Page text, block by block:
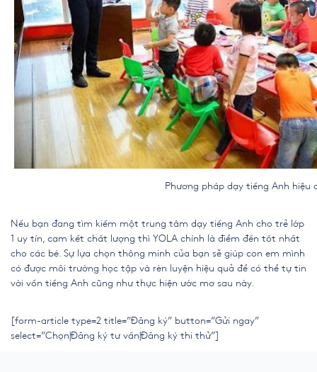
Phương pháp dạy tiếng Anh hiệu quả
Nếu bạn đang tìm kiếm một trung tâm dạy tiếng Anh cho trẻ lớp
1 uy tín, cam kết chất lượng thì YOLA chính là điểm đến tốt nhất
cho các bé. Sự lựa chọn thông minh của bạn sẽ giúp con em mình
có được môi trường học tập và rèn luyện hiệu quả để có thể tự tin
với vốn tiếng Anh cũng như thực hiện ước mơ sau này.
[form-article type=2 title=”Đăng ký” button=”Gửi ngay”
select=”Chọn|Đăng ký tư vấn|Đăng ký thi thử”]